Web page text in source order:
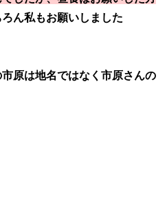
ろん私もお願いしました
原は地名ではなく市原さんの